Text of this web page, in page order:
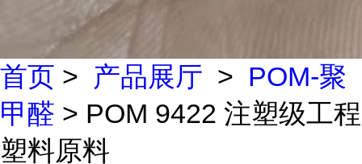
首页 > 产品展厅 > POM-聚
甲醛 > POM 9422 注塑级工程
塑料原料